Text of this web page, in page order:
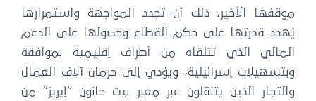
موقفها الأخير، ذلك أن تجدد المواجهة واستمرارها
يُهدد قدرتها على حكم القطاع وحصولها على الدعم
المالي الذي تتلقاه من أطراف إقليمية بموافقة
وبتسهيلات إسرائيلية، ويؤدي إلى حرمان آلاف العمال
والتجار الذين يتنقلون عبر معبر بيت حانون “إيريز” من